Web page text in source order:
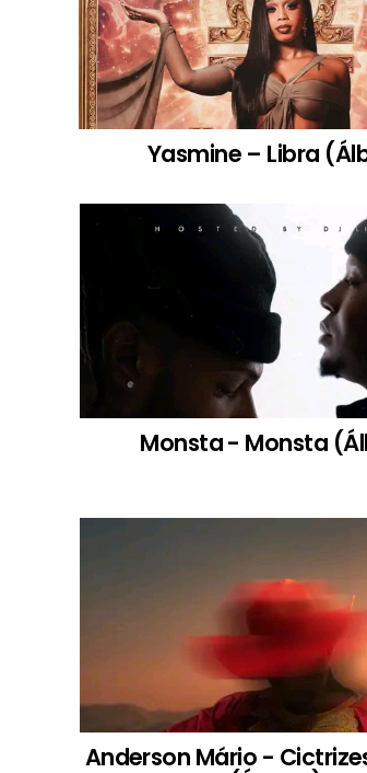
Yasmine – Libra
Monsta - Monsta
Anderson Mário -